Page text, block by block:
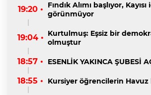
19:20 •
Fındık Alımı başlıyor,
görünmüyor
19:04 • Kurtulmuş: Eşsiz bir
olmuştur
18:57 • ESENLİK YAKINCA ŞUBESİ
18:55 • Kursiyer öğrencilerin Havuz